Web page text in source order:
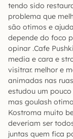
tendo sido
problema que
são otimos e
depende do foco
opinar .Cafe
media e cara e
visitrar. melhor e
animadas nas
estudou um
mas goulash
Kostroma muito
deveriam ser
juntas quem fica